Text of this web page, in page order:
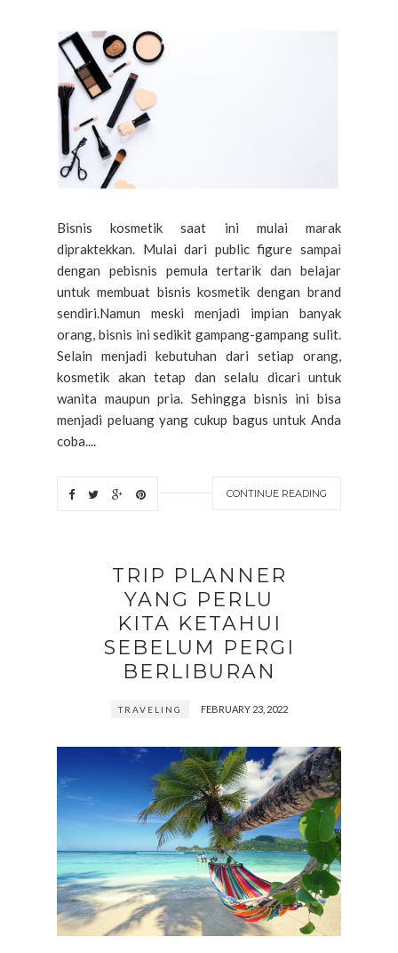
Bisnis kosmetik saat ini mulai marak
dipraktekkan. Mulai dari public figure sampai
dengan pebisnis pemula tertarik dan belajar
untuk membuat bisnis kosmetik dengan brand
sendiri.Namun meski menjadi impian banyak
orang, bisnis ini sedikit gampang-gampang sulit.
Selain menjadi kebutuhan dari setiap orang,
kosmetik akan tetap dan selalu dicari untuk
wanita maupun pria. Sehingga bisnis ini bisa
menjadi peluang yang cukup bagus untuk Anda
coba....
CONTINUE READING
TRIP PLANNER
YANG PERLU
KITA KETAHUI
SEBELUM PERGI
BERLIBURAN
TRAVELING FEBRUARY 23, 2022